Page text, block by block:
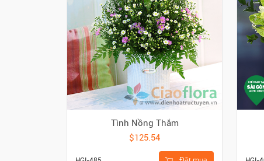
Tình Nồng Thắm
$125.54